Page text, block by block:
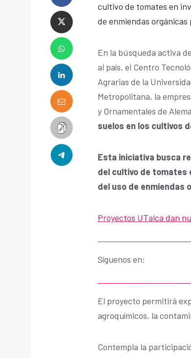
cultivo de tomates en
de enmiendas
En la búsqueda activa
al país, el Centro
Agrarias de la
Metropolitana, la
y Ornamentales de
suelos en los cultivos
Esta iniciativa busca
del cultivo de tomates
del uso de enmiendas
Proyectos UTalca dan
Síguenos en:
El proyecto permitirá
agroquímicos, la
Contempla la